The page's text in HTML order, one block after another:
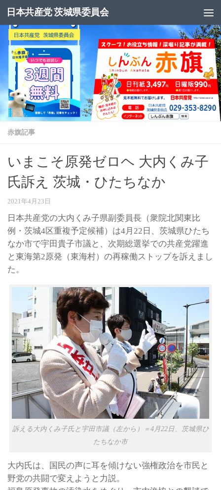
コンテンツへスキップ
日本共産党 茨城県委員会
赤旗記事
いまこそ原発ゼロヘ 大内くみ子
氏訴え 茨城・ひたちなか
2021年4月23日
日本共産党の大内くみ子県副委員長（衆院北関東比
例・茨城4区重複予定候補）は4月22日、茨城県ひたち
なか市で宇田貴子市議と、次期総選挙での共産党躍進
と東海第2原発（東海村）の再稼働ストップを訴えまし
た。
訴える大内くみ子氏と宇田市議（左から）＝4月22日、茨城県ひ
たちなか市
大内氏は、国民の声に耳を傾けない強権政治を市民と
野党の共闘で変えようと力説。